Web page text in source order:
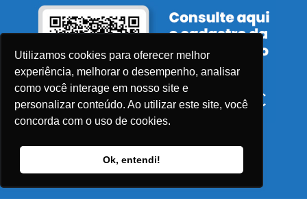
Utilizamos cookies para oferecer melhor
experiência, melhorar o desempenho, analisar
como você interage em nosso site e
personalizar conteúdo. Ao utilizar este site, você
concorda com o uso de cookies.
Ok, entendi!